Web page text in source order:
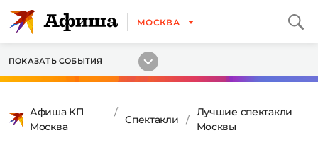
МОСКВА
ПОКАЗАТЬ СОБЫТИЯ
Афиша КП
Москва
Спектакли
Лучшие спектакли
Москвы